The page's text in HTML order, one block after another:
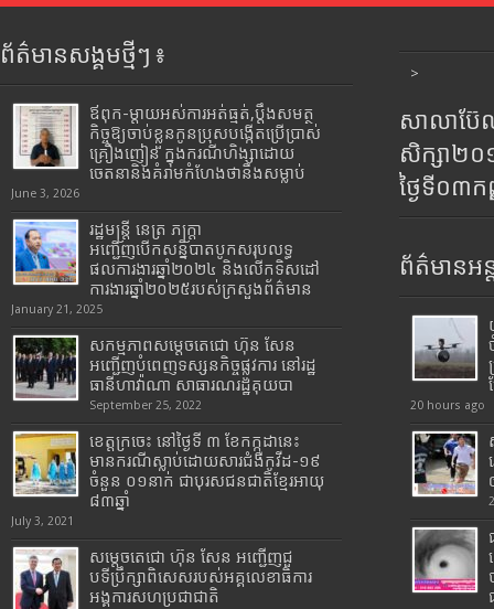
ព័ត៌មានសង្គមថ្មីៗ ៖
ឪពុក-ម្ដាយអស់ការអត់ធ្មត់,ប្ដឹងសមត្ថ
កិច្ចឱ្យចាប់ខ្លួនកូនប្រុសបង្កើតប្រើប្រាស់
គ្រឿងញៀន ក្នុងករណីហិង្សាដោយ
ចេតនានិងគំរាមកំហែងថានឹងសម្លាប់
June 3, 2026
រដ្ឋមន្រ្តី​ នេត្រ​ ភក្ត្រា​
អញ្ជើញបើកសន្និបាតបូកសរុបលទ្ធ
ផលការងារឆ្នាំ២០២៤ និងលើកទិសដៅ
ការងារឆ្នាំ២០២៥របស់​ក្រសួង​ព័ត៌មាន​
January 21, 2025
សកម្មភាពសម្តេចតេជោ ហ៊ុន សែន
អញ្ជើញបំពេញទស្សនកិច្ចផ្លូវការ នៅរដ្ឋ
ធានីហាវ៉ាណា សាធារណរដ្ឋគុយបា
September 25, 2022
ខេត្តក្រចេះ នៅថ្ងៃទី ៣ ខែកក្កដានេះ
មានករណីស្លាប់ដោយសារជំងឺកូវីដ-១៩
ចំនួន ០១នាក់ ជាបុរសជនជាតិខ្មែរអាយុ
៨៣ឆ្នាំ
July 3, 2021
សម្តេចតេជោ ហ៊ុន សែន អញ្ជើញជួ
បទីប្រឹក្សាពិសេសរបស់អគ្គលេខាធិការ
អង្គការសហប្រជាជាតិ
>
សាលាប៊ែ
សិក្សា២
ថ្ងៃទី០៣
ព័ត៌មានអន្
20 hours ago